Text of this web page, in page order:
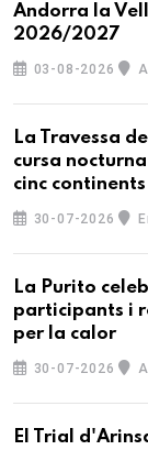
Andorra la
2026/2027
03-08-2026
La Travessa
cursa
cinc continents
30-07-2026
La Purito
participants i
per la calor
30-07-2026
El Trial